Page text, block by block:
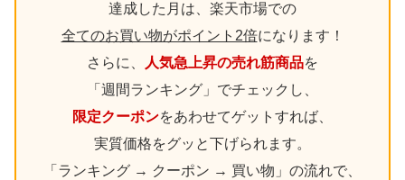
達成した月は、楽天市場での
全てのお買い物がポイント2倍になります！
さらに、
人気急上昇の売れ筋商品を
「週間ランキング」でチェックし、
限定クーポンをあわせてゲットすれば、
実質価格をグッと下げられます。
「ランキング → クーポン → 買い物」の流れで、